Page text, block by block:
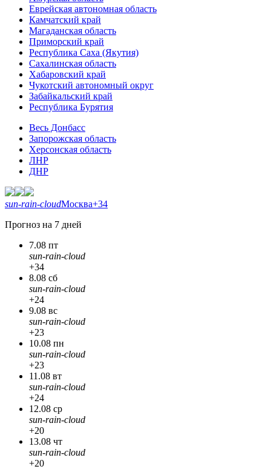
Еврейская автономная область
Камчатский край
Магаданская область
Приморский край
Республика Саха (Якутия)
Сахалинская область
Хабаровский край
Чукотский автономный округ
Забайкальский край
Республика Бурятия
Весь Донбасс
Запорожская область
Херсонская область
ЛНР
ДНР
sun-rain-cloudМосква+34
Прогноз на 7 дней
7.08 пт
sun-rain-cloud
+34
8.08 сб
sun-rain-cloud
+24
9.08 вс
sun-rain-cloud
+23
10.08 пн
sun-rain-cloud
+23
11.08 вт
sun-rain-cloud
+24
12.08 ср
sun-rain-cloud
+20
13.08 чт
sun-rain-cloud
+20